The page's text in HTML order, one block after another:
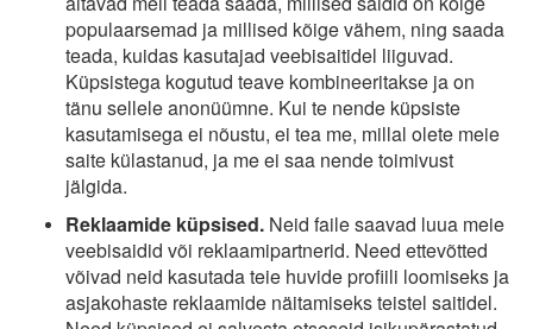
populaarsemad ja millised kõige vähem, ning saada
teada, kuidas kasutajad veebisaitidel liiguvad.
Küpsistega kogutud teave kombineeritakse ja on
tänu sellele anonüümne. Kui te nende küpsiste
kasutamisega ei nõustu, ei tea me, millal olete meie
saite külastanud, ja me ei saa nende toimivust
jälgida.
Reklaamide küpsised. Neid faile saavad luua meie
veebisaidid või reklaamipartnerid. Need ettevõtted
võivad neid kasutada teie huvide profiili loomiseks ja
asjakohaste reklaamide näitamiseks teistel saitidel.